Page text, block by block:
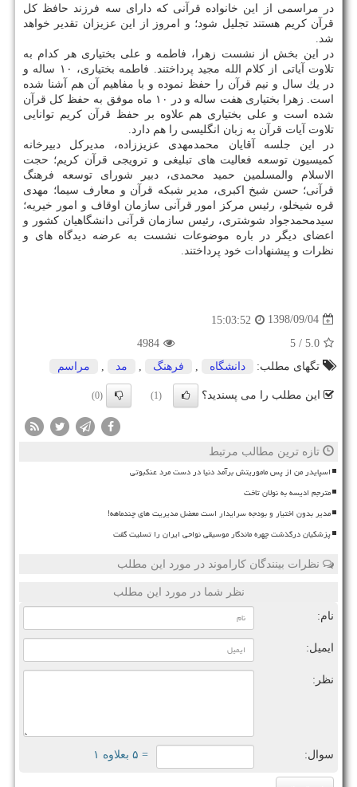
در مراسمی از این خانواده قرآنی كه دارای سه فرزند حافظ كل
قرآن كریم هستند تجلیل شود؛ و امروز از این عزیزان تقدیر خواهد
شد.
در این بخش از نشست زهرا، فاطمه و علی بختیاری هر كدام به
تلاوت آیاتی از كلام الله مجید پرداختند. فاطمه بختیاری، ۱۰ ساله و
در یك سال و نیم قرآن را حفظ نموده و با مفاهیم آن هم آشنا شده
است. زهرا بختیاری هفت ساله و در ۱۰ ماه موفق به حفظ كل قرآن
شده است و علی بختیاری هم علاوه بر حفظ قرآن كریم توانایی
تلاوت آیات قرآن به زبان انگلیسی را هم دارد.
در این جلسه آقایان محمدمهدی عزیززاده، مدیركل دبیرخانه
كمیسیون توسعه فعالیت های تبلیغی و ترویجی قرآن كریم؛ حجت
الاسلام والمسلمین حمید محمدی، دبیر شورای توسعه فرهنگ
قرآنی؛ حسن شیخ اكبری، مدیر شبكه قرآن و معارف سیما؛ مهدی
قره شیخلو، رئیس مركز امور قرآنی سازمان اوقاف و امور خیریه؛
سیدمحمدجواد شوشتری، رئیس سازمان قرآنی دانشگاهیان كشور و
اعضای دیگر در باره موضوعات نشست به عرضه دیدگاه های و
نظرات و پیشنهادات خود پرداختند.
1398/09/04
15:03:52
5.0
/ 5
4984
تگهای مطلب:
دانشگاه فرهنگ مد مراسم
این مطلب را می پسندید؟ (1)
(0)
تازه ترین مطالب مرتبط
اسپایدر من از پس ماموریتش برآمد دنیا در دست مرد عنکبوتی
مترجم ادیسه به نولان تاخت
مدیر بدون اختیار و بودجه سرایدار است معضل مدیریت های چندماهه!
پزشکیان درگذشت چهره ماندگار موسیقی نواحی ایران را تسلیت گفت
نظرات بینندگان کاراموند در مورد این مطلب
نظر شما در مورد این مطلب
نام:
ایمیل:
نظر:
سوال: = ۵ بعلاوه ۱